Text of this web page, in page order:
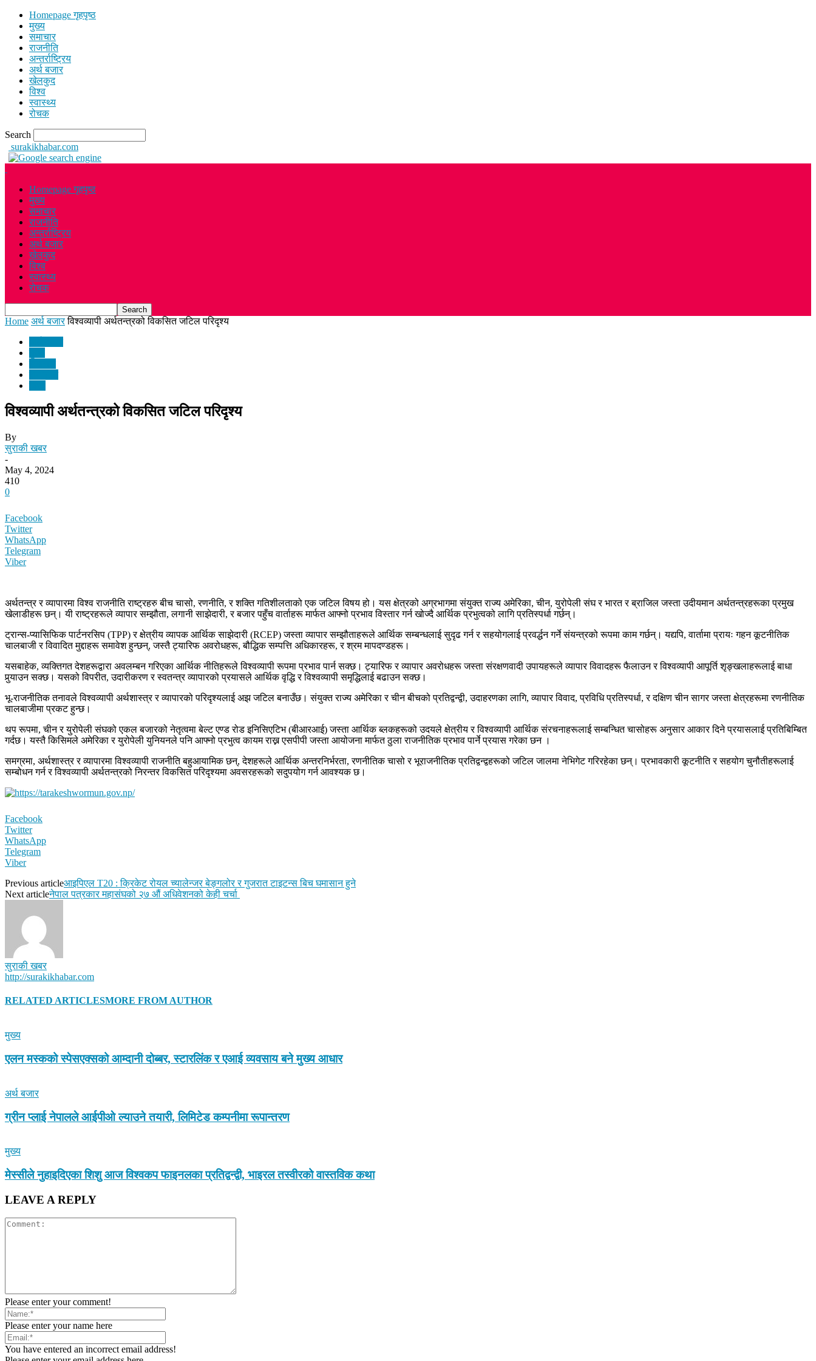
Homepage गृहपृष्ठ
मुख्य
समाचार
राजनीति
अन्तर्राष्ट्रिय
अर्थ बजार
खेलकुद
विश्व
स्वास्थ्य
रोचक
Search
surakikhabar.com
Homepage गृहपृष्ठ
मुख्य
समाचार
राजनीति
अन्तर्राष्ट्रिय
अर्थ बजार
खेलकुद
विश्व
स्वास्थ्य
रोचक
Home अर्थ बजार विश्वव्यापी अर्थतन्त्रको विकसित जटिल परिदृश्य
विश्वव्यापी अर्थतन्त्रको विकसित जटिल परिदृश्य
By
सुराकी खबर
-
May 4, 2024
410
0
Facebook
Twitter
WhatsApp
Telegram
Viber
अर्थतन्त्र र व्यापारमा विश्व राजनीति राष्ट्रहरु बीच चासो, रणनीति, र शक्ति गतिशीलताको एक जटिल विषय हो। यस क्षेत्रको अग्रभागमा संयुक्त राज्य अमेरिका, चीन, युरोपेली संघ र भारत र ब्राजिल जस्ता उदीयमान अर्थतन्त्रहरूका प्रमुख
खेलाडीहरू छन्। यी राष्ट्रहरूले व्यापार सम्झौता, लगानी साझेदारी, र बजार पहुँच वार्ताहरू मार्फत आफ्नो प्रभाव विस्तार गर्न खोज्दै आर्थिक प्रभुत्वको लागि प्रतिस्पर्धा गर्छन्।
ट्रान्स-प्यासिफिक पार्टनरसिप (TPP) र क्षेत्रीय व्यापक आर्थिक साझेदारी (RCEP) जस्ता व्यापार सम्झौताहरूले आर्थिक सम्बन्धलाई सुदृढ गर्न र सहयोगलाई प्रवर्द्धन गर्ने संयन्त्रको रूपमा काम गर्छन्। यद्यपि, वार्तामा प्रायः गहन कूटनीतिक
चालबाजी र विवादित मुद्दाहरू समावेश हुन्छन्, जस्तै ट्यारिफ अवरोधहरू, बौद्धिक सम्पत्ति अधिकारहरू, र श्रम मापदण्डहरू।
यसबाहेक, व्यक्तिगत देशहरूद्वारा अवलम्बन गरिएका आर्थिक नीतिहरूले विश्वव्यापी रूपमा प्रभाव पार्न सक्छ। ट्यारिफ र व्यापार अवरोधहरू जस्ता संरक्षणवादी उपायहरूले व्यापार विवादहरू फैलाउन र विश्वव्यापी आपूर्ति शृङ्खलाहरूलाई बाधा
पुर्‍याउन सक्छ। यसको विपरीत, उदारीकरण र स्वतन्त्र व्यापारको प्रयासले आर्थिक वृद्धि र विश्वव्यापी समृद्धिलाई बढाउन सक्छ।
भू-राजनीतिक तनावले विश्वव्यापी अर्थशास्त्र र व्यापारको परिदृश्यलाई अझ जटिल बनाउँछ। संयुक्त राज्य अमेरिका र चीन बीचको प्रतिद्वन्द्वी, उदाहरणका लागि, व्यापार विवाद, प्रविधि प्रतिस्पर्धा, र दक्षिण चीन सागर जस्ता क्षेत्रहरूमा रणनीतिक
चालबाजीमा प्रकट हुन्छ।
थप रूपमा, चीन र युरोपेली संघको एकल बजारको नेतृत्वमा बेल्ट एण्ड रोड इनिसिएटिभ (बीआरआई) जस्ता आर्थिक ब्लकहरूको उदयले क्षेत्रीय र विश्वव्यापी आर्थिक संरचनाहरूलाई सम्बन्धित चासोहरू अनुसार आकार दिने प्रयासलाई प्रतिबिम्बित
गर्दछ। यस्तै किसिमले अमेरिका र युरोपेली युनियनले पनि आफ्नो प्रभुत्व कायम राख्न एसपीपी जस्ता आयोजना मार्फत ठुला राजनीतिक प्रभाव पार्ने प्रयास गरेका छन ।
समग्रमा, अर्थशास्त्र र व्यापारमा विश्वव्यापी राजनीति बहुआयामिक छन्, देशहरूले आर्थिक अन्तरनिर्भरता, रणनीतिक चासो र भूराजनीतिक प्रतिद्वन्द्वहरूको जटिल जालमा नेभिगेट गरिरहेका छन्। प्रभावकारी कूटनीति र सहयोग चुनौतीहरूलाई
सम्बोधन गर्न र विश्वव्यापी अर्थतन्त्रको निरन्तर विकसित परिदृश्यमा अवसरहरूको सदुपयोग गर्न आवश्यक छ।
Facebook
Twitter
WhatsApp
Telegram
Viber
Previous articleआइपिएल T20 : क्रिकेट रोयल च्यालेन्जर बेङ्गलोर र गुजरात टाइटन्स बिच घमासान हुने
Next articleनेपाल पत्रकार महासंघको २७ औं अधिवेशनको केही चर्चा
सुराकी खबर
http://surakikhabar.com
RELATED ARTICLESMORE FROM AUTHOR
मुख्य
एलन मस्कको स्पेसएक्सको आम्दानी दोब्बर, स्टारलिंक र एआई व्यवसाय बने मुख्य आधार
अर्थ बजार
ग्रीन प्लाई नेपालले आईपीओ ल्याउने तयारी, लिमिटेड कम्पनीमा रूपान्तरण
मुख्य
मेस्सीले नुहाइदिएका शिशु आज विश्वकप फाइनलका प्रतिद्वन्द्वी, भाइरल तस्वीरको वास्तविक कथा
LEAVE A REPLY
Please enter your comment!
Please enter your name here
You have entered an incorrect email address!